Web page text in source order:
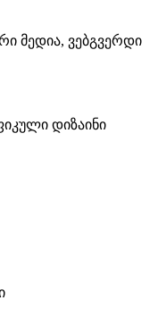
მედია, ვებგვერდი
დიზაინი